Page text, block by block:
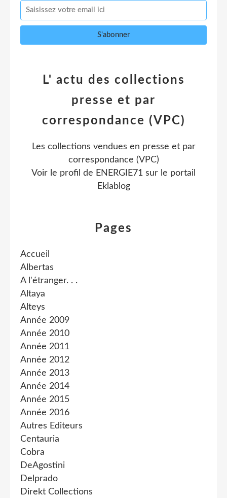
Pages
Accueil
Albertas
A l'étranger. . .
Altaya
Alteys
Année 2009
Année 2010
Année 2011
Année 2012
Année 2013
Année 2014
Année 2015
Année 2016
Autres Editeurs
Centauria
Cobra
DeAgostini
Delprado
Direkt Collections
L' actu des collections
presse et par
correspondance (VPC)
Les collections vendues en presse et par
correspondance (VPC)
Voir le profil de ENERGIE71 sur le portail
Eklablog